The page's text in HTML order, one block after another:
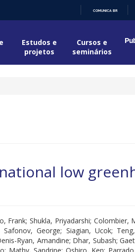
CONTEÚDO
COMUNICA BR
Estudos e
projetos
Cursos e
seminários
low
Frank; Shukla, Priyadarshi;
George; Siagian, Ucok;
Ryan, Amandine; Dhar, Subash;